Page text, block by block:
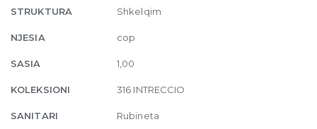
726
Bronze
Bru
STRUKTURA Shkelqim
NJESIA cop
SASIA 1,00
KOLEKSIONI 316 INTRECCIO
SANITARI Rubineta